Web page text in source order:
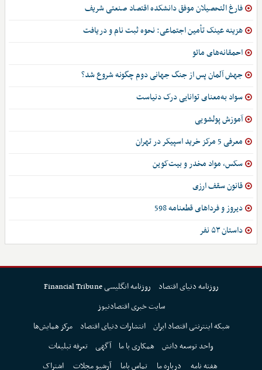
فارغ التحصیلان موفق دانشکده اقتصاد صنعتی شریف
هزینه عینک تأمین اجتماعی: نحوه ثبت نام و دریافت
احمقانه‌های مائو
جهش آلمان پس از جنگ جهانی دوم چگونه شروع شد؟
سواد به‌معنای توانایی درک دنیاست
آموزش پولشویی
معرفی 5 مرکز خرید اسپیکر در تهران
سکس، مواد مخدر و بیت‌کوین
قانون سقف ارزی
دیروز و فرداهای قطعنامه 598
داستان ۵۳ نفر
روزنامه دنیای اقتصاد
روزنامه انگلیسی Financial Tribune
سایت خبری اقتصادنیوز
شبکه اینترنتی اقتصاد ایران انتشارات دنیای اقتصاد
مرکز همایش‌ها
واحد توسعه دانش همکاری با ما آگهی تعرفه تبلیغات
هفته نامه
درباره ما تماس باما آرشیو مجلات اشتراک